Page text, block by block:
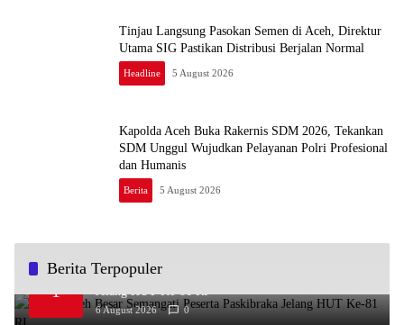
Tinjau Langsung Pasokan Semen di Aceh, Direktur
Utama SIG Pastikan Distribusi Berjalan Normal
Headline 5 August 2026
Kapolda Aceh Buka Rakernis SDM 2026, Tekankan
SDM Unggul Wujudkan Pelayanan Polri Profesional
dan Humanis
Berita 5 August 2026
Berita Terpopuler
1
Bupati Aceh Besar Semangati Peserta Paskibraka
Jelang HUT Ke-81 RI
6 August 2026 0